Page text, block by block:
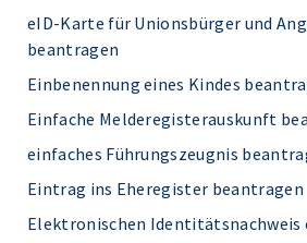
eID-Karte für Unionsbürger und
beantragen
Einbenennung eines Kindes
Einfache Melderegisterauskunft
einfaches Führungszeugnis
Eintrag ins Eheregister beantragen
Elektronischen Identitätsnachweis